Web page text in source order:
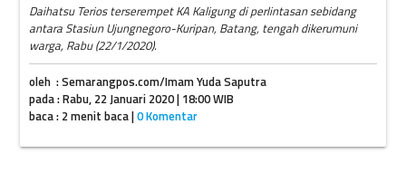
Daihatsu Terios terserempet KA Kaligung di perlintasan sebidang
antara Stasiun Ujungnegoro-Kuripan, Batang, tengah dikerumuni
warga, Rabu (22/1/2020).
oleh : Semarangpos.com/Imam Yuda Saputra
pada : Rabu, 22 Januari 2020 | 18:00 WIB
baca : 2 menit baca |0 Komentar